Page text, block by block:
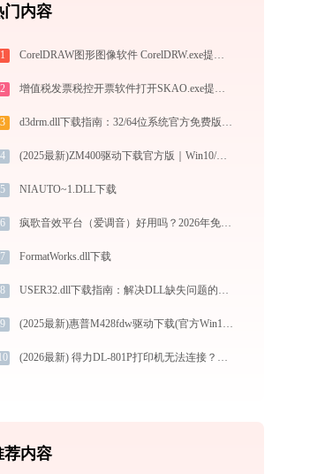
门内容
1 CorelDRAW图形图像软件 CorelDRW.exe提示缺少mfc140u.dll文件的解决办法
2 增值税发票税控开票软件打开SKAO.exe提示0xc0000006错误码怎么办
3 d3drm.dll下载指南：32/64位系统官方免费版安全获取与安装教程
4 (2025最新)ZM400驱动下载官方版｜Win10/Win11兼容
5 NIAUTO~1.DLL下载
6 疯歌音效平台（爱调音）好用吗？2026年免费变声软件下载与功能详解
7 FormatWorks.dll下载
8 USER32.dll下载指南：解决DLL缺失问题的完整方案
9 (2025最新)惠普M428fdw驱动下载(官方Win10/Win11支持)
(2026最新) 得力DL-801P打印机无法连接？如何解决？-金山毒霸
荐内容